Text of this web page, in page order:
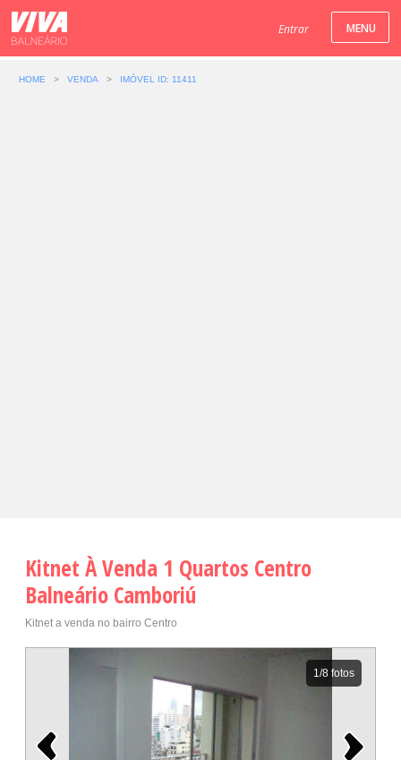
Entrar
HOME > VENDA > IMÓVEL ID: 11411
Kitnet À Venda 1 Quartos Centro
Balneário Camboriú
Kitnet a venda no bairro Centro
1/8 fotos